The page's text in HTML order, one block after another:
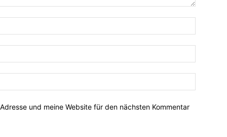
und meine Website für den nächsten Kommentar